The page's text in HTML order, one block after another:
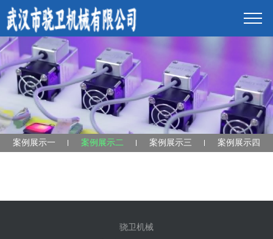
案例展示一 案例展示二 案例展示三 案例展示四
骁卫机械